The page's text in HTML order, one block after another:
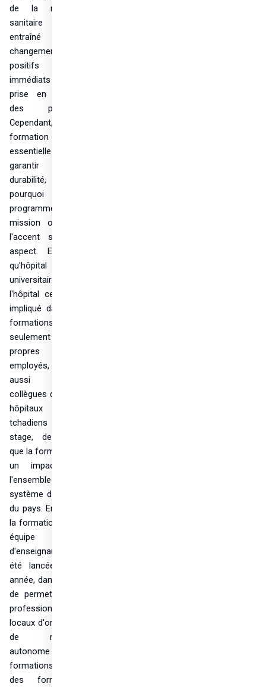
de la mission
sanitaire ont
entraîné des
changements
positifs
immédiats dans la
prise en charge
des patients.
Cependant, la
formation est
essentielle pour
garantir la
durabilité, c'est
pourquoi le
programme et la
mission ont mis
l'accent sur cet
aspect. En tant
qu'hôpital
universitaire,
l'hôpital central a
impliqué dans les
formations non
seulement ses
propres
employés, mais
aussi des
collègues d'autres
hôpitaux
tchadiens en
stage, de sorte
que la formation a
un impact sur
l'ensemble du
système de santé
du pays. En outre,
la formation d'une
équipe locale
d'enseignants a
été lancée cette
année, dans le but
de permettre aux
professionnels
locaux d'organiser
de manière
autonome des
formations, voire
des formations